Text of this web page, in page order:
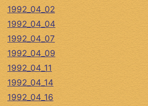
1992_04_02
1992_04_04
1992_04_07
1992_04_09
1992_04_11
1992_04_14
1992_04_16